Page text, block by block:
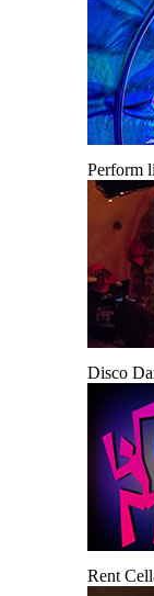
Perform
Disco
Rent